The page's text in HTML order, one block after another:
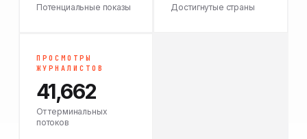
Потенциальные показы Достигнутые страны
ПРОСМОТРЫ
ЖУРНАЛИСТОВ
41,662
От терминальных
потоков